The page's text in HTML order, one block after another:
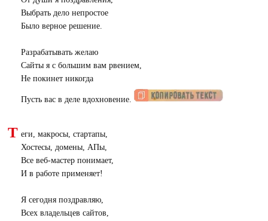
Выбрать дело непростое
Было верное решение.
Разрабатывать желаю
Сайты я с большим вам рвением,
Не покинет никогда
Пусть вас в деле вдохновение.
Т еги, макросы, стартапы,
Хостесы, домены, АПы,
Все веб-мастер понимает,
И в работе применяет!
Я сегодня поздравляю,
Всех владельцев сайтов,